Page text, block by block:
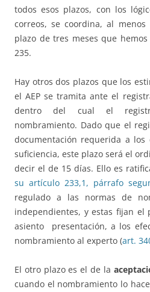
todos esos plazos, con los
correos, se coordina, al
plazo de tres meses que
235.
Hay otros dos plazos que los
el AEP se tramita ante el
dentro del cual el
nombramiento. Dado que el
documentación requerida a
suficiencia, este plazo será el
decir el de 15 días. Ello es
su artículo 233,1, párrafo
regulado a las normas de
independientes, y estas fijan el
asiento presentación, a los
nombramiento al experto (art.
El otro plazo es el de la
cuando el nombramiento lo